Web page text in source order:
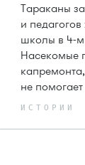
Тараканы
и
школы в 4-
Насекомые
не помогает
ИСТОРИИ